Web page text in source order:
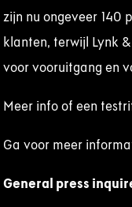
zijn nu ongeveer 140
klanten, terwijl Lynk
voor vooruitgang en
Meer info of een
Ga voor meer
General press